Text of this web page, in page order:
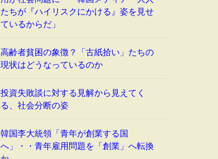
たちが『ハイリスクにかける』姿を見せ
ているからだ」
高齢者貧困の象徴？「古紙拾い」たちの
現状はどうなっているのか
投資失敗談に対する見解から見えてく
る、社会分断の姿
韓国李大統領「青年が創業する国
へ」・・青年雇用問題を「創業」へ転換